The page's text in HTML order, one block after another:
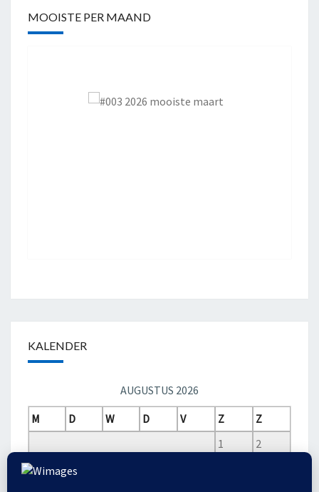
MOOISTE PER MAAND
KALENDER
AUGUSTUS 2026
M
D W D V Z
Z
1
2
3
4